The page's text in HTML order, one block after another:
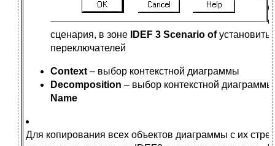
сценария, в зоне
IDEF 3 Scenario of
переключателей
Context – выбор контекстной диаграммы
Decomposition – выбор контекстной
Name
Для копирования всех объектов диаграммы с их